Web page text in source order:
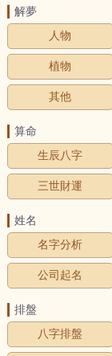
解夢
人物
植物
其他
算命
生辰八字
三世財運
姓名
名字分析
公司起名
排盤
八字排盤